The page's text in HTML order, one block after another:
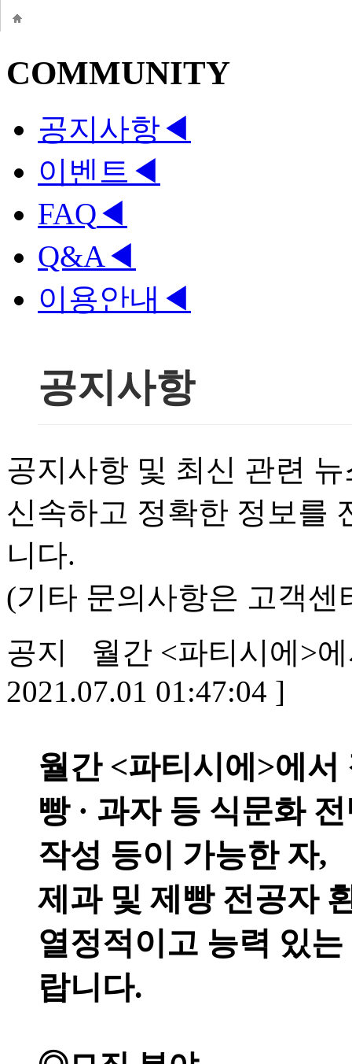
COMMUNITY
공지사항◀
이벤트 ◀
FAQ◀
Q&A◀
이용안내 ◀
공지사항
공지사항 및 최신 관련
신속하고 정확한 정보를
니다.
(기타 문의사항은 고객센
공지
월간 <파티시에>
2021.07.01 01:47:04 ]
월간 <파티시에>에
빵 · 과자 등 식문화
작성 등이 가능한 자,
제과 및 제빵 전공자
열정적이고 능력 있
랍니다.